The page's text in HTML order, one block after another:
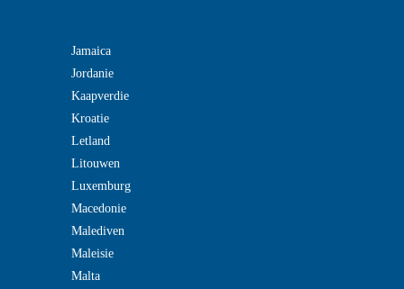
Jamaica
Jordanie
Kaapverdie
Kroatie
Letland
Litouwen
Luxemburg
Macedonie
Malediven
Maleisie
Malta